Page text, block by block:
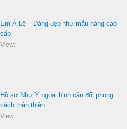
Em Á Lệ – Dáng đẹp như mẫu hàng cao
cấp
View:
Hồ sơ Như Ý ngoại hình cân đối phong
cách thân thiện
View: